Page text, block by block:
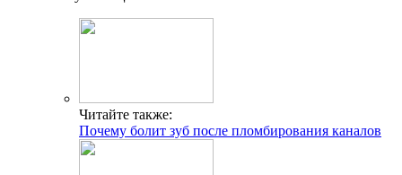
Читайте также:
Почему болит зуб после пломбирования каналов